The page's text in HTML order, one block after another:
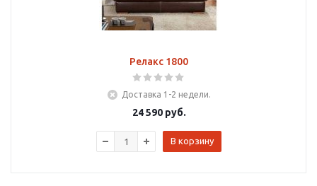
Релакс 1800
Доставка 1-2 недели.
24 590руб.
В корзину